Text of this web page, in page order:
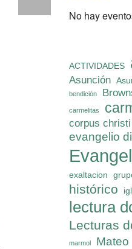
No hay
ACTIVIDADES
Asunción
bendición
carmelitas
corpus christi
evangelio
exaltacion
histórico
lectura
Lecturas
marmol Mateo